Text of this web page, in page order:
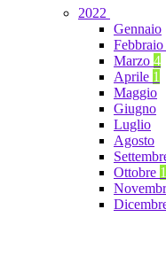
2022
Gennaio
Febbraio
Marzo 4
Aprile 1
Maggio
Giugno
Luglio
Agosto
Ottobre 1